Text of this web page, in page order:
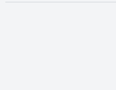
opens in new